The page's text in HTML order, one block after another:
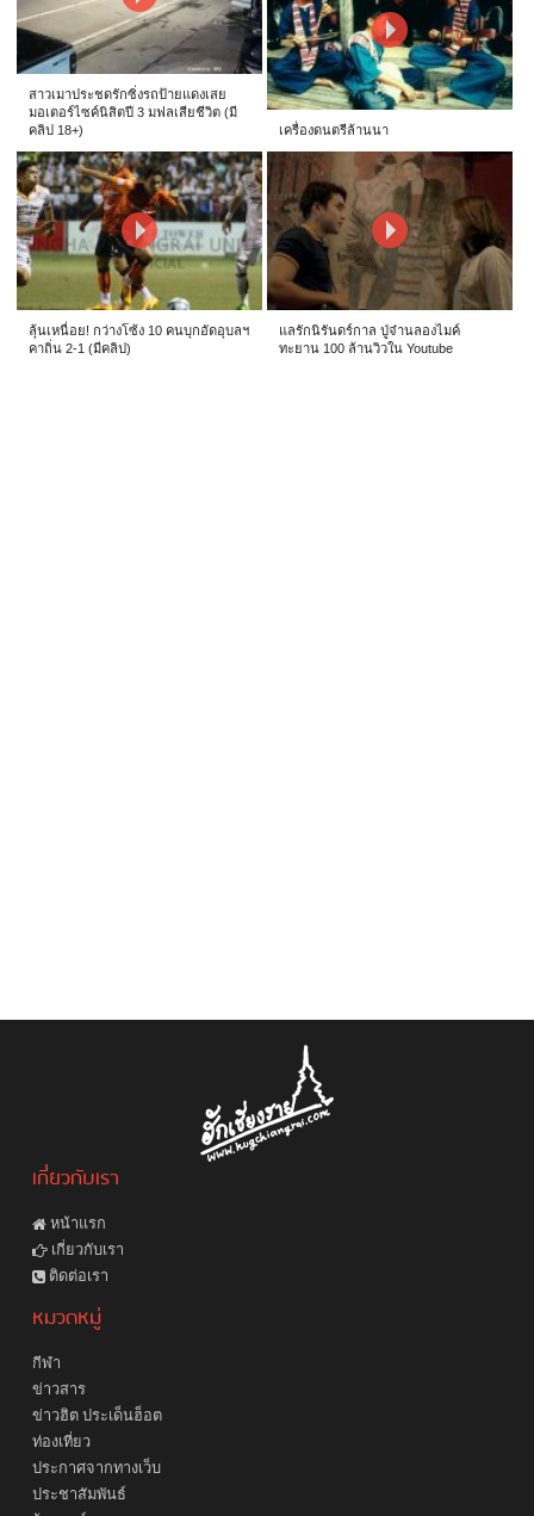
สาวเมาประชดรักซิ่งรถป้ายแดงเสย
มอเตอร์ไซค์นิสิตปี 3 มฟลเสียชีวิต (มี
คลิป 18+)
เครื่องดนตรีล้านนา
ลุ้นเหนื่อย! กว่างโซ้ง 10 คนบุกอัดอุบลฯ
คาถิ่น 2-1 (มีคลิป)
แลรักนิรันดร์กาล ปู่จ๋านลองไมค์
ทะยาน 100 ล้านวิวใน Youtube
เกี่ยวกับเรา
หน้าแรก
เกี่ยวกับเรา
ติดต่อเรา
หมวดหมู่
กีฬา
ข่าวสาร
ข่าวฮิต ประเด็นฮ็อต
ท่องเที่ยว
ประกาศจากทางเว็บ
ประชาสัมพันธ์